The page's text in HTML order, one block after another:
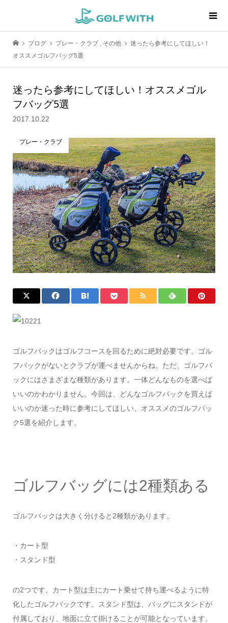
ブログ プレー・クラブ , その他
迷ったら参考にしてほしい！
オススメゴルフバッグ5選
迷ったら参考にしてほしい！オススメゴル
フバッグ5選
2017.10.22
プレー・クラブ
ゴルフバックはゴルフコースを回るために絶対必要です。ゴル
フバックがないとクラブが運べませんからね。ただ、ゴルフバ
ックにはさまざまな種類があります。一体どんなものを選べば
いいのかわかりません。今回は、どんなゴルフバックを買えば
いいのか迷った時に参考にしてほしい、オススメのゴルフバッ
ク5選を紹介します。
ゴルフバッグには2種類ある
ゴルフバックは大きく分けると2種類があります。
・カート型
・スタンド型
の2つです。カート型は主にカート乗せて持ち運べるように特
化したゴルフバックです。スタンド型は、バッグにスタンドが
付属しており、地面に立て掛けることが可能となっています。